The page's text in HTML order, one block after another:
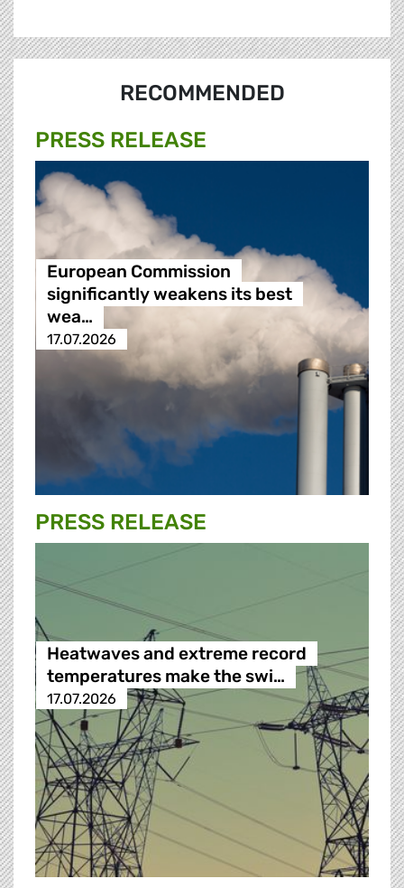
RECOMMENDED
PRESS RELEASE
European Commission
significantly weakens its best
wea…
17.07.2026
PRESS RELEASE
Heatwaves and extreme record
temperatures make the swi…
17.07.2026